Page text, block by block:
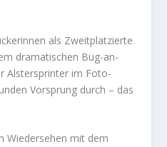
als Zweitplatzierte
dramatischen Bug-an-
Alstersprinter im Foto-
Vorsprung durch – das
Wiedersehen mit dem